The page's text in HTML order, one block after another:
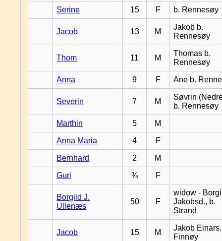
Serine 15 F b. Rennesøy
Jacob 13 M
Jakob b.
Rennesøy
Thom 11 M
Thomas b.
Rennesøy
Anna 9 F Ane b.
Severin 7 M
Søvrin
b. Rennesøy
Marthin 5 M
Anna Maria 4 F
Bernhard 2 M
Guri ¾ F
Borgild J.
Ullenæs
50 F
widow -
Jakobsd., b.
Strand
Jacob 15 M
Jakob
Finnøy